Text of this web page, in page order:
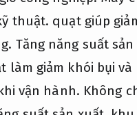
thuật. quạt giúp
Tăng năng suất
làm giảm khói bụi
vận hành. Không